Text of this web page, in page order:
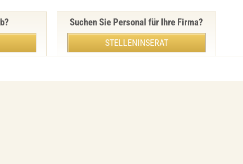
Suchen Sie Personal für Ihre Firma?
STELLENINSERAT